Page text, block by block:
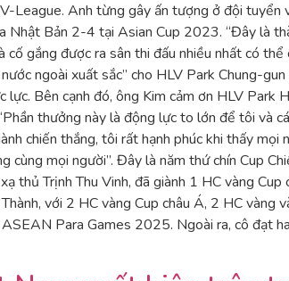
League. Anh từng gây ấn tượng ở đội
Nhật Bản 2-4 tại Asian Cup 2023. “Đây là
gắng được ra sân thi đấu nhiều nhất có
ngoài xuất sắc” cho HLV Park Chung-
Bên cạnh đó, ông Kim cảm ơn HLV
thưởng này là động lực to lớn để tôi và
chiến thắng, tôi rất hạnh phúc khi thấy
cùng mọi người”. Đây là năm thứ chín Cup
thủ Trịnh Thu Vinh, đã giành 1 HC vàng
với 2 HC vàng Cup châu Á, 2 HC
Para Games 2025. Ngoài ra, cô đạt